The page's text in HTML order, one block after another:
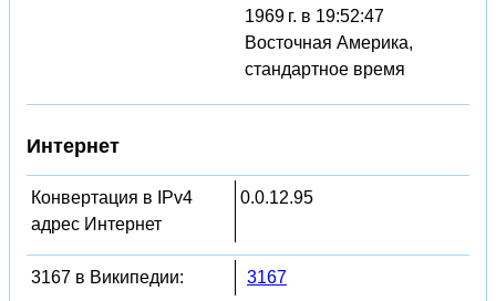
1969 г. в 19:52:47
Восточная Америка,
стандартное время
Интернет
Конвертация в IPv4
адрес Интернет
0.0.12.95
3167 в Википедии: 3167